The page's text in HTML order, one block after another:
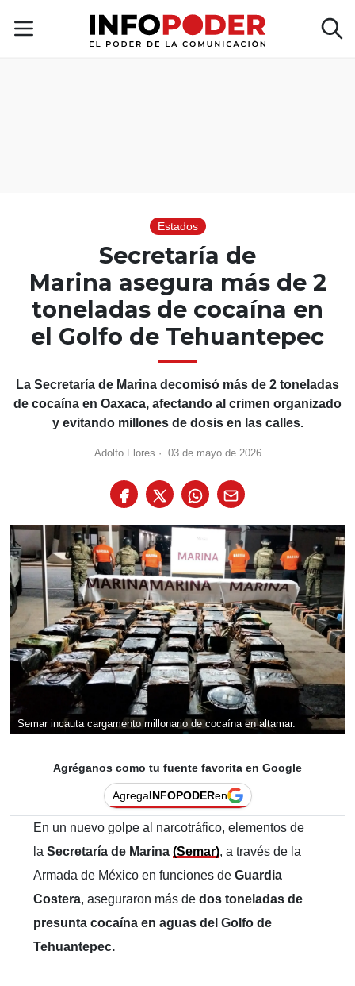
Estados
Secretaría de
Marina asegura más de 2
toneladas de cocaína en
el Golfo de Tehuantepec
La Secretaría de Marina decomisó más de 2 toneladas
de cocaína en Oaxaca, afectando al crimen organizado
y evitando millones de dosis en las calles.
Adolfo Flores · 03 de mayo de 2026
Semar incauta cargamento millonario de cocaína en altamar.
Agréganos como tu fuente favorita en Google
AgregaINFOPODERen
En un nuevo golpe al narcotráfico, elementos de
la Secretaría de Marina (Semar), a través de la
Armada de México en funciones de Guardia
Costera, aseguraron más de dos toneladas de
presunta cocaína en aguas del Golfo de
Tehuantepec.